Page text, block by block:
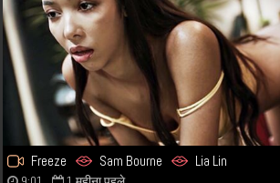
Freeze Sam Bourne Lia Lin